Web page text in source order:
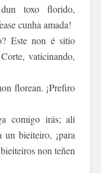
toxo florido,
cunha amada!
Este non é sitio
vaticinando,
florean. ¡Prefiro
comigo irás; alí
bieiteiro, ¡para
non teñen